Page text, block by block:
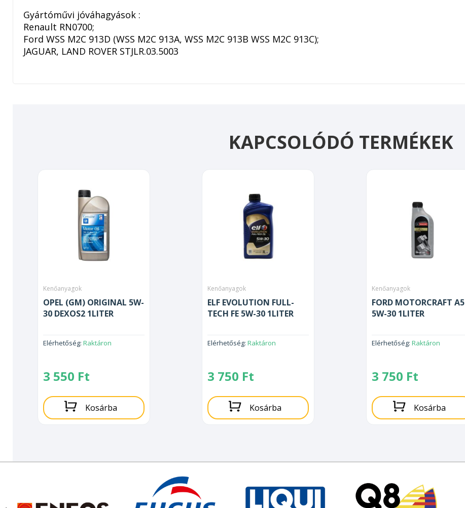
Gyártóművi jóváhagyások :
Renault RN0700;
Ford WSS M2C 913D (WSS M2C 913A, WSS M2C 913B WSS M2C 913C);
JAGUAR, LAND ROVER STJLR.03.5003
KAPCSOLÓDÓ TERMÉKEK
Kenőanyagok
OPEL (GM) ORIGINAL 5W-
30 DEXOS2 1LITER
Elérhetőség: Raktáron
3 550 Ft
Kosárba
Kenőanyagok
ELF EVOLUTION FULL-
TECH FE 5W-30 1LITER
Elérhetőség: Raktáron
3 750 Ft
Kosárba
Kenőanyagok
FORD MOTORCRAFT A5
5W-30 1LITER
Elérhetőség: Raktáron
3 750 Ft
Kosárba